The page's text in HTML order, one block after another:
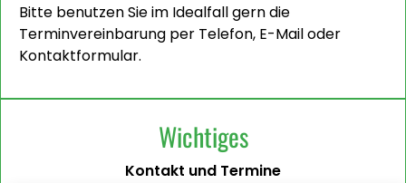
Bitte benutzen Sie im Idealfall gern die
Terminvereinbarung per Telefon, E-Mail oder
Kontaktformular.
Wichtiges
Kontakt und Termine